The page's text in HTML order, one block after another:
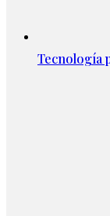
Tecnología